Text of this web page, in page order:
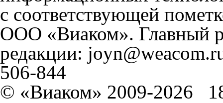
с соответствующей
ООО «Виаком». Главный
редакции:
506-844
© «Виаком» 2009-2026